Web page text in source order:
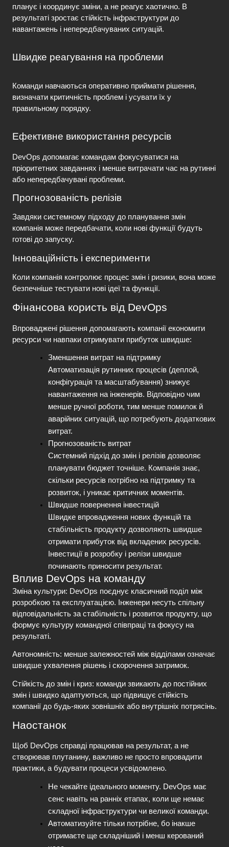
планує і координує зміни, а не реагує хаотично. В
результаті зростає стійкість інфраструктури до
навантажень і непередбачуваних ситуацій.
Швидке реагування на проблеми
Команди навчаються оперативно приймати рішення,
визначати критичність проблем і усувати їх у
правильному порядку.
Ефективне використання ресурсів
DevOps допомагає командам фокусуватися на
пріоритетних завданнях і менше витрачати час на рутинні
або непередбачувані проблеми.
Прогнозованість релізів
Завдяки системному підходу до планування змін
компанія може передбачати, коли нові функції будуть
готові до запуску.
Інноваційність і експерименти
Коли компанія контролює процес змін і ризики, вона може
безпечніше тестувати нові ідеї та функції.
Фінансова користь від DevOps
Впроваджені рішення допомагають компанії економити
ресурси чи навпаки отримувати прибуток швидше:
Зменшення витрат на підтримку
Автоматизація рутинних процесів (деплой,
конфігурація та масштабування) знижує
навантаження на інженерів. Відповідно чим
менше ручної роботи, тим менше помилок й
аварійних ситуацій, що потребують додаткових
витрат.
Прогнозованість витрат
Системний підхід до змін і релізів дозволяє
планувати бюджет точніше. Компанія знає,
скільки ресурсів потрібно на підтримку та
розвиток, і уникає критичних моментів.
Швидше повернення інвестицій
Швидке впровадження нових функцій та
стабільність продукту дозволяють швидше
отримати прибуток від вкладених ресурсів.
Інвестиції в розробку і релізи швидше
починають приносити результат.
Вплив DevOps на команду
Зміна культури: DevOps поєднує класичний поділ між
розробкою та експлуатацією. Інженери несуть спільну
відповідальність за стабільність і розвиток продукту, що
формує культуру командної співпраці та фокусу на
результаті.
Автономність: менше залежностей між відділами означає
швидше ухвалення рішень і скорочення затримок.
Стійкість до змін і криз: команди звикають до постійних
змін і швидко адаптуються, що підвищує стійкість
компанії до будь-яких зовнішніх або внутрішніх потрясінь.
Наостанок
Щоб DevOps справді працював на результат, а не
створював плутанину, важливо не просто впровадити
практики, а будувати процеси усвідомлено.
Не чекайте ідеального моменту. DevOps має
сенс навіть на ранніх етапах, коли ще немає
складної інфраструктури чи великої команди.
Автоматизуйте тільки потрібне, бо інакше
отримаєте ще складніший і менш керований